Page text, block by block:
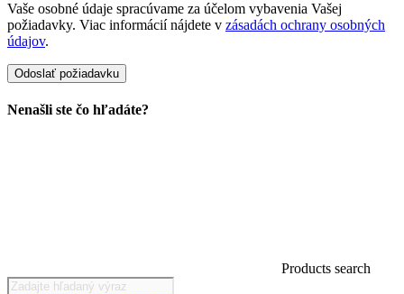
Vaše osobné údaje spracúvame za účelom vybavenia Vašej
požiadavky. Viac informácií nájdete v zásadách ochrany osobných
údajov.
Nenašli ste čo hľadáte?
Products search